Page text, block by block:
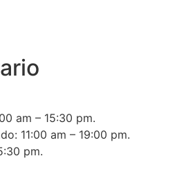
am – 15:30 pm.
11:00 am – 19:00 pm.
pm.